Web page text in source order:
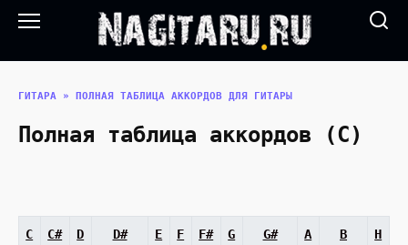
Перейти
ГИТАРА » ПОЛНАЯ ТАБЛИЦА АККОРДОВ ДЛЯ ГИТАРЫ
Полная таблица аккордов (С)
C C# D
D#
E F F# G
G#
A
B
H